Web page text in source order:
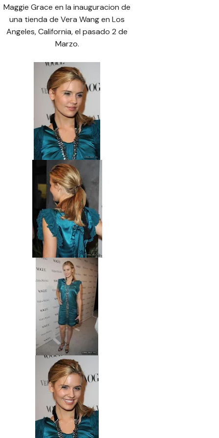
Maggie Grace en la inauguracion de
una tienda de Vera Wang en Los
Angeles, California, el pasado 2 de
Marzo.